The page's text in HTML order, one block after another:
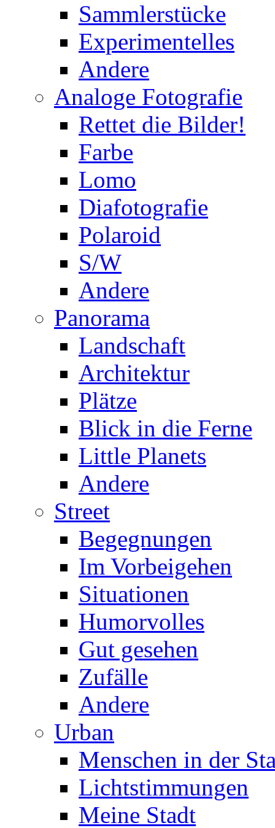
Sammlerstücke
Experimentelles
Andere
Analoge Fotografie
Rettet die Bilder!
Farbe
Lomo
Diafotografie
Polaroid
S/W
Andere
Panorama
Landschaft
Architektur
Plätze
Blick in die Ferne
Little Planets
Andere
Street
Begegnungen
Im Vorbeigehen
Situationen
Humorvolles
Gut gesehen
Zufälle
Andere
Urban
Menschen in der
Lichtstimmungen
Meine Stadt